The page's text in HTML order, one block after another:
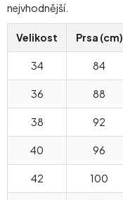
nejvhodnější.
Velikost Prsa (cm)
34 84
36 88
38 92
40 96
42 100